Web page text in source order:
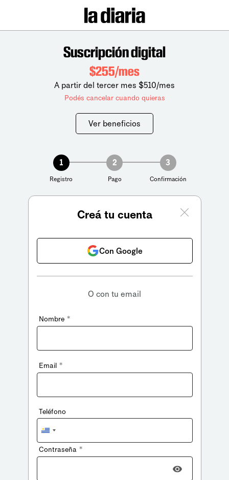
Suscripción digital
$255/mes
A partir del tercer mes $510/mes
Podés cancelar cuando quieras
Ver beneficios
1
Registro
2
Pago
3
Confirmación
Creá tu cuenta
Con Google
O con tu email
Nombre *
Email *
Teléfono
Uruguay
+598
Contraseña *